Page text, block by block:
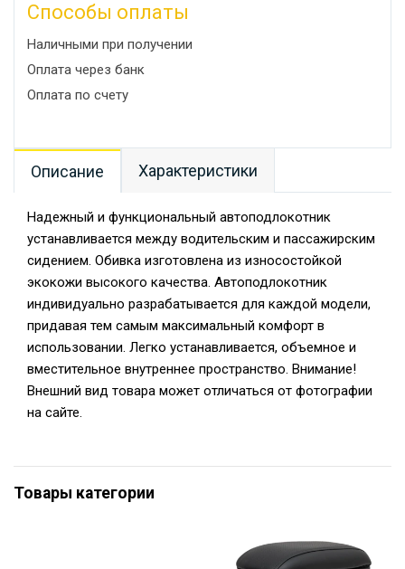
Способы оплаты
Наличными при получении
Оплата через банк
Оплата по счету
Описание Характеристики
Надежный и функциональный автоподлокотник
устанавливается между водительским и пассажирским
сидением. Обивка изготовлена из износостойкой
экокожи высокого качества. Автоподлокотник
индивидуально разрабатывается для каждой модели,
придавая тем самым максимальный комфорт в
использовании. Легко устанавливается, объемное и
вместительное внутреннее пространство. Внимание!
Внешний вид товара может отличаться от фотографии
на сайте.
Товары категории